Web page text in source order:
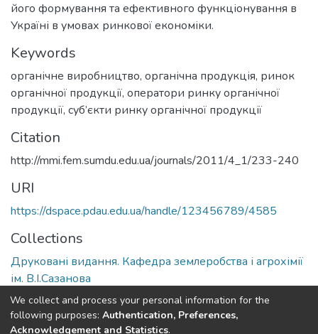
його формування та ефективного функціонування в
Україні в умовах ринкової економіки.
Keywords
органічне виробництво, органічна продукція, ринок
органічної продукції, оператори ринку органічної
продукції, суб’єкти ринку органічної продукції
Citation
http://mmi.fem.sumdu.edu.ua/journals/2011/4_1/233-240
URI
https://dspace.pdau.edu.ua/handle/123456789/4585
Collections
Друковані видання. Кафедра землеробства і агрохімії
ім. В.І.Сазанова
Full item page
We collect and process your personal information for the
following purposes: Authentication, Preferences,
Acknowledgement and Statistics.